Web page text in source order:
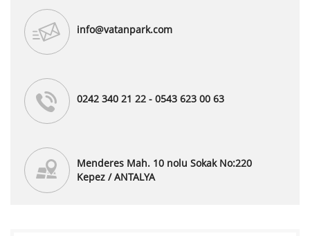
info@vatanpark.com
0242 340 21 22 - 0543 623 00 63
Menderes Mah. 10 nolu Sokak No:220
Kepez / ANTALYA